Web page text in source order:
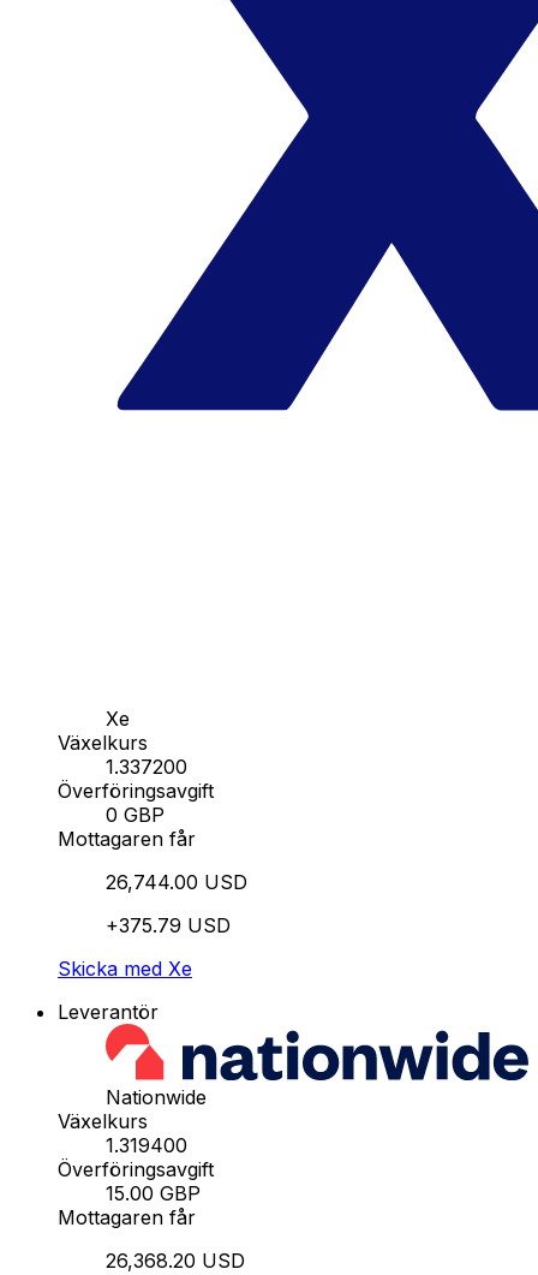
Xe
Växelkurs
1.337200
Överföringsavgift
0 GBP
Mottagaren får
26,744.00 USD
+375.79 USD
Skicka med Xe
Leverantör
Nationwide
Växelkurs
1.319400
Överföringsavgift
15.00 GBP
Mottagaren får
26,368.20 USD